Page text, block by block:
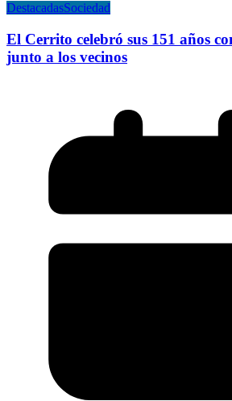
DestacadasSociedad
El Cerrito celebró sus 151 años
junto a los vecinos